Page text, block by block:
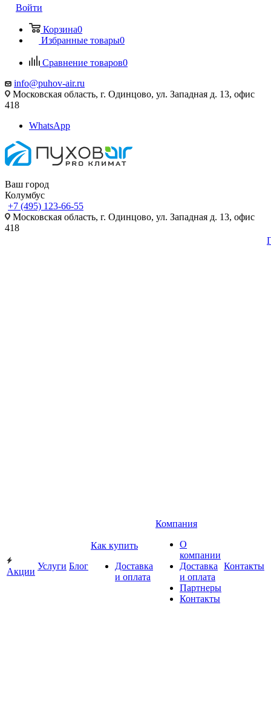
Войти
Корзина0
Избранные товары0
Сравнение товаров0
info@puhov-air.ru
Московская область, г. Одинцово, ул. Западная д. 13, офис
418
WhatsApp
Ваш город
Колумбус
+7 (495) 123-66-55
Московская область, г. Одинцово, ул. Западная д. 13, офис
418
Акции
Услуги Блог
Как купить
Доставка
и оплата
Компания
О
компании
Доставка
и оплата
Партнеры
Контакты
Контакты